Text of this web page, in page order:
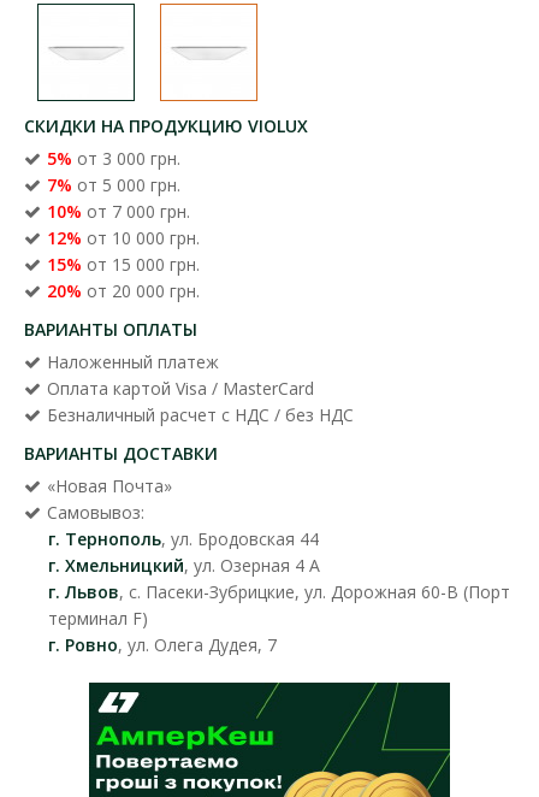
СКИДКИ НА ПРОДУКЦИЮ VIOLUX
5% от 3 000 грн.
7% от 5 000 грн.
10% от 7 000 грн.
12% от 10 000 грн.
15% от 15 000 грн.
20% от 20 000 грн.
ВАРИАНТЫ ОПЛАТЫ
Наложенный платеж
Оплата картой Visa / MasterCard
Безналичный расчет с НДС / без НДС
ВАРИАНТЫ ДОСТАВКИ
«Новая Почта»
Самовывоз:
г. Тернополь, ул. Бродовская 44
г. Хмельницкий, ул. Озерная 4 А
г. Львов, с. Пасеки-Зубрицкие, ул. Дорожная 60-В (Порт
терминал F)
г. Ровно, ул. Олега Дудея, 7